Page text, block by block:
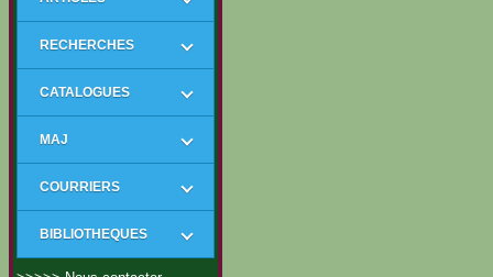
RECHERCHES
CATALOGUES
MAJ
COURRIERS
BIBLIOTHEQUES